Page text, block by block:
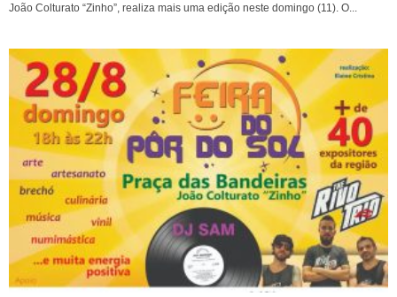
João Colturato “Zinho”, realiza mais uma edição neste domingo (11). O...